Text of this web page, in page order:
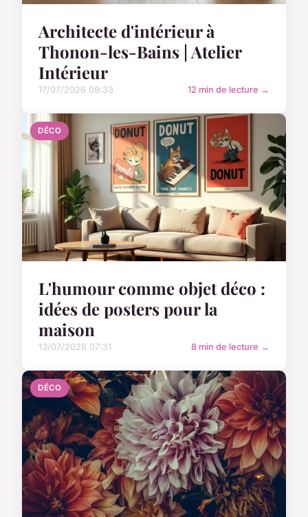
Architecte d'intérieur à
Thonon-les-Bains | Atelier
Intérieur
17/07/2026 09:33 12 min de lecture →
DÉCO
L'humour comme objet déco :
idées de posters pour la
maison
13/07/2026 07:31 8 min de lecture →
DÉCO